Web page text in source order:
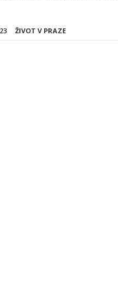
ŽIVOT V PRAZE